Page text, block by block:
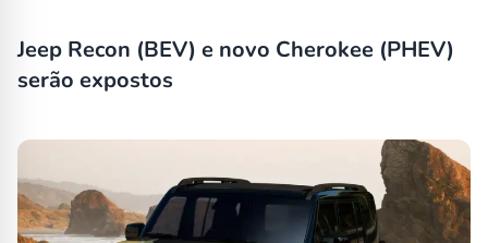
Jeep Recon (BEV) e novo Cherokee (PHEV)
serão expostos